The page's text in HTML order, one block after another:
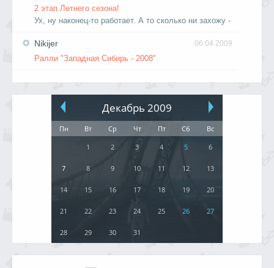
2 этап Летнего сезона!
Ух, ну наконец-то работает. А то сколько ни захожу -
06.04.2009
Nikijer
Ралли "Западная Сибирь - 2008"
Декабрь 2009
Пн Вт Ср Чт Пт Сб
Вс
1
2 3 4 5 6
7 8 9 10 11 12 13
14 15 16 17 18 19 20
21 22 23 24 25 26 27
28 29 30 31